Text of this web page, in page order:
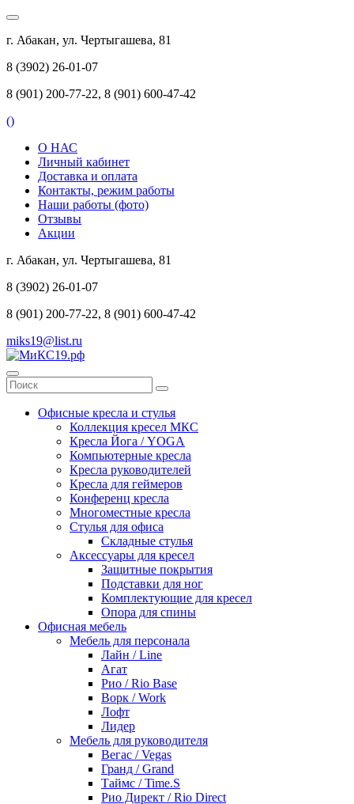
г. Абакан, ул. Чертыгашева, 81
8 (3902) 26-01-07
8 (901) 200-77-22, 8 (901) 600-47-42
()
О НАС
Личный кабинет
Доставка и оплата
Контакты, режим работы
Наши работы (фото)
Отзывы
Акции
г. Абакан, ул. Чертыгашева, 81
8 (3902) 26-01-07
8 (901) 200-77-22, 8 (901) 600-47-42
miks19@list.ru
Офисные кресла и стулья
Коллекция кресел МКС
Кресла Йога / YOGA
Компьютерные кресла
Кресла руководителей
Кресла для геймеров
Конференц кресла
Многоместные кресла
Стулья для офиса
Складные стулья
Аксессуары для кресел
Защитные покрытия
Подставки для ног
Комплектующие для кресел
Опора для спины
Офисная мебель
Мебель для персонала
Лайн / Line
Агат
Рио / Rio Base
Ворк / Work
Лофт
Лидер
Мебель для руководителя
Вегас / Vegas
Гранд / Grand
Таймс / Time.S
Рио Директ / Rio Direct